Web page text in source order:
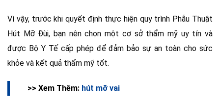
Vì vậy, trước khi quyết định thực hiện quy trình Phẫu Thuật
Hút Mỡ Đùi, bạn nên chọn một cơ sở thẩm mỹ uy tín và
được Bộ Y Tế cấp phép để đảm bảo sự an toàn cho sức
khỏe và kết quả thẩm mỹ tốt.
>> Xem Thêm: hút mỡ vai